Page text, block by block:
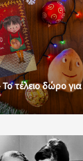
τέλειο δώρο για